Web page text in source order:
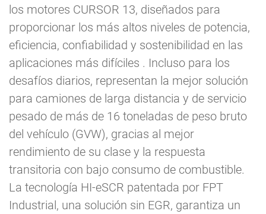
los motores CURSOR 13, diseñados para
proporcionar los más altos niveles de potencia,
eficiencia, confiabilidad y sostenibilidad en las
aplicaciones más difíciles . Incluso para los
desafíos diarios, representan la mejor solución
para camiones de larga distancia y de servicio
pesado de más de 16 toneladas de peso bruto
del vehículo (GVW), gracias al mejor
rendimiento de su clase y la respuesta
transitoria con bajo consumo de combustible.
La tecnología HI-eSCR patentada por FPT
Industrial, una solución sin EGR, garantiza un